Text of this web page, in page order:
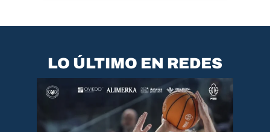
LO ÚLTIMO EN REDES